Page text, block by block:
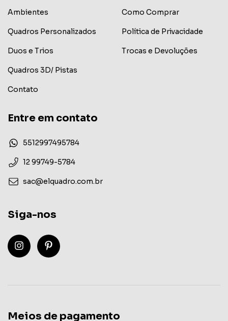
Ambientes
Quadros Personalizados
Duos e Trios
Quadros 3D/ Pistas
Contato
Como Comprar
Política de Privacidade
Trocas e Devoluções
Entre em contato
5512997495784
12 99749-5784
sac@elquadro.com.br
Siga-nos
Meios de pagamento